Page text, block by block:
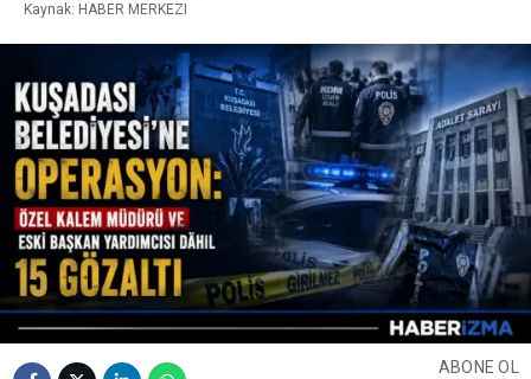
Kaynak: HABER MERKEZI
ABONE OL